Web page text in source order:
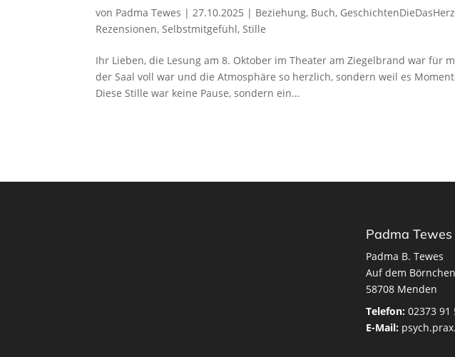
von Padma Tewes |27.10.2025 | Beziehung, Buch,
Rezensionen,Selbstmitgefühl,Stille
Ihr Lieben, die Lesung am 8. Oktober im Theater am Ziegelbrand war für
der Saal voll war und die Atmosphäre so herzlich, sondern weil es
Diese Stille war keine Pause, sondern ein...
Padma Tewes
Padma B. Tewes
Auf dem
58708 Menden
Telefon:02373 91
E-Mail: